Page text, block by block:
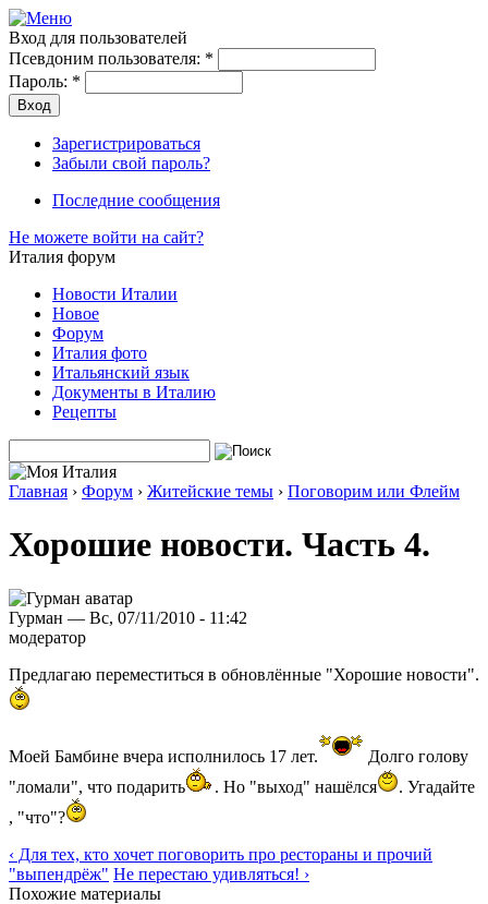
Вход для пользователей
Псевдоним пользователя: *
Пароль: *
Зарегистрироваться
Забыли свой пароль?
Последние сообщения
Не можете войти на сайт?
Италия форум
Новости Италии
Новое
Форум
Италия фото
Итальянский язык
Документы в Италию
Рецепты
Главная › Форум › Житейские темы › Поговорим или Флейм
Хорошие новости. Часть 4.
Гурман — Вс, 07/11/2010 - 11:42
модератор
Предлагаю переместиться в обновлённые "Хорошие новости".
Моей Бамбине вчера исполнилось 17 лет.
Долго голову
"ломали", что подарить
. Но "выход" нашёлся
. Угадайте
, "что"?
‹ Для тех, кто хочет поговорить про рестораны и прочий
"выпендрёж" Не перестаю удивляться! ›
Похожие материалы